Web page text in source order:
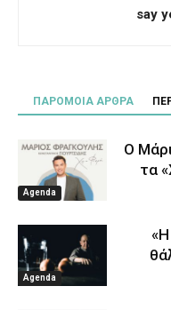
say
ΠΑΡΟΜΟΙΑ ΑΡΘΡΑ
Agenda
Ο
τα
Agenda